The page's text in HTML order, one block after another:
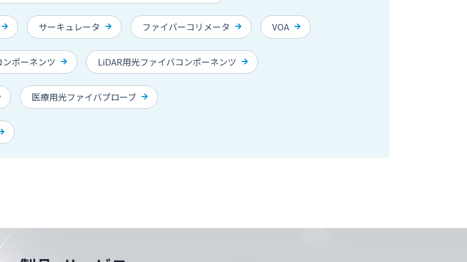
サーキュレータ ファイバーコリメータ VOA
ポーネンツ LiDAR用光ファイバコンポーネンツ
医療用光ファイバプローブ